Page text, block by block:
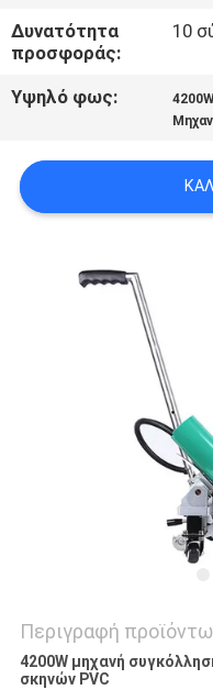
ΜΠΛΟΓΚ
ΖΗΤΉΣΤΕ
SITEMAP
PRIVACY
Δυνατότητα
προσφοράς:
10
Υψηλό φως:
Περιγραφή
4200W μηχανή
σκηνών PVC